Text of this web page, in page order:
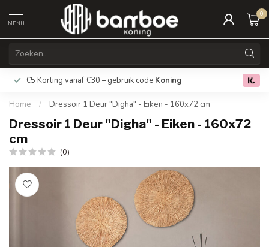
MENU
0
€5 Korting vanaf €30 – gebruik code Koning Gratis
Home / Dressoir 1 Deur "Digha" - Eiken - 160x72 cm
Dressoir 1 Deur "Digha" - Eiken - 160x72
cm
(0)